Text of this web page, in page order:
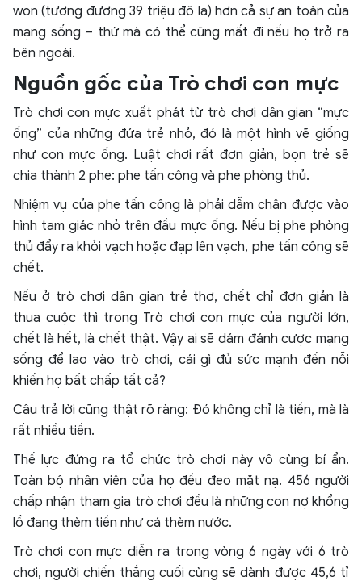
won (tương đương 39 triệu đô la) hơn cả sự an toàn của
mạng sống – thứ mà có thể cũng mất đi nếu họ trở ra
bên ngoài.
Nguồn gốc của Trò chơi con mực
Trò chơi con mực xuất phát từ trò chơi dân gian “mực
ống” của những đứa trẻ nhỏ, đó là một hình vẽ giống
như con mực ống. Luật chơi rất đơn giản, bọn trẻ sẽ
chia thành 2 phe: phe tấn công và phe phòng thủ.
Nhiệm vụ của phe tấn công là phải dẫm chân được vào
hình tam giác nhỏ trên đầu mực ống. Nếu bị phe phòng
thủ đẩy ra khỏi vạch hoặc đạp lên vạch, phe tấn công sẽ
chết.
Nếu ở trò chơi dân gian trẻ thơ, chết chỉ đơn giản là
thua cuộc thì trong Trò chơi con mực của người lớn,
chết là hết, là chết thật. Vậy ai sẽ dám đánh cược mạng
sống để lao vào trò chơi, cái gì đủ sức mạnh đến nỗi
khiến họ bất chấp tất cả?
Câu trả lời cũng thật rõ ràng: Đó không chỉ là tiền, mà là
rất nhiều tiền.
Thế lực đứng ra tổ chức trò chơi này vô cùng bí ẩn.
Toàn bộ nhân viên của họ đều đeo mặt nạ. 456 người
chấp nhận tham gia trò chơi đều là những con nợ khổng
lồ đang thèm tiền như cá thèm nước.
Trò chơi con mực diễn ra trong vòng 6 ngày với 6 trò
chơi, người chiến thắng cuối cùng sẽ dành được 45,6 tỉ